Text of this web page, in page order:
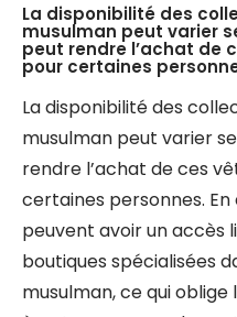
La disponibilité des
musulman peut varier
peut rendre l’achat de
pour certaines
La disponibilité des
musulman peut varier
rendre l’achat de ces
certaines personnes.
peuvent avoir un accès
boutiques spécialisées
musulman, ce qui